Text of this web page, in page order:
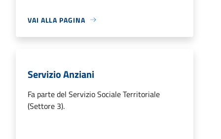
VAI ALLA PAGINA
Servizio Anziani
Fa parte del Servizio Sociale Territoriale
(Settore 3).